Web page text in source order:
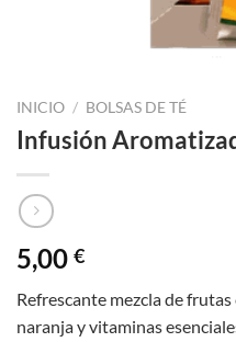
INICIO / BOLSAS DE TÉ
Infusión
5,00 €
Refrescante mezcla de
naranja y vitaminas